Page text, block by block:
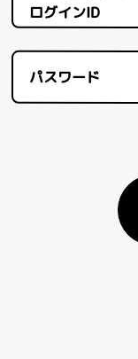
ログインID
パスワード